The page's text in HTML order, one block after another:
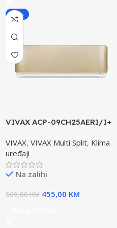
-20%
VIVAX ACP-09CH25AERI/I+
GOLD Unutrašnja Jedinica
VIVAX, VIVAX Multi Split, Klima
uređaji
Na zalihi
569,00KM 455,00 KM